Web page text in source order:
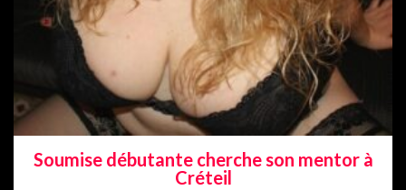
Soumise débutante cherche son mentor à
Créteil